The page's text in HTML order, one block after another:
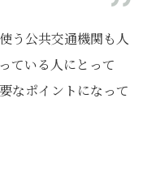
う公共交通機関も人
ている人にとって
なポイントになって